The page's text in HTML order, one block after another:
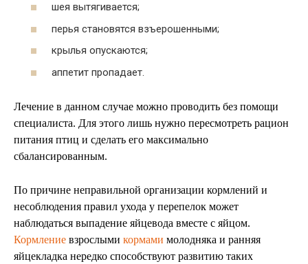
шея вытягивается;
перья становятся взъерошенными;
крылья опускаются;
аппетит пропадает.
Лечение в данном случае можно проводить без помощи
специалиста. Для этого лишь нужно пересмотреть рацион
питания птиц и сделать его максимально
сбалансированным.
По причине неправильной организации кормлений и
несоблюдения правил ухода у перепелок может
наблюдаться выпадение яйцевода вместе с яйцом.
Кормление взрослыми кормами молодняка и ранняя
яйцекладка нередко способствуют развитию таких